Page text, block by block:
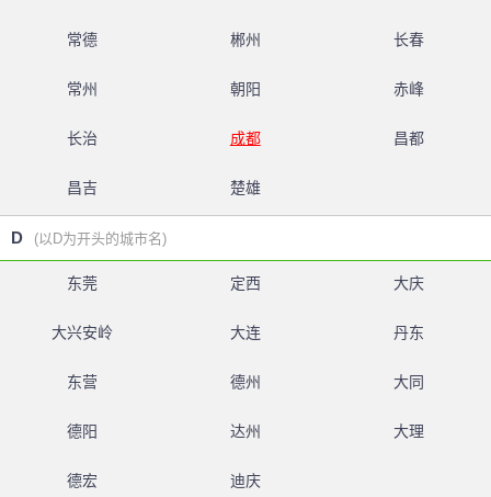
常德 郴州 长春
常州 朝阳 赤峰
长治 成都 昌都
昌吉 楚雄
D (以D为开头的城市名)
东莞 定西 大庆
大兴安岭 大连 丹东
东营 德州 大同
德阳 达州 大理
德宏 迪庆